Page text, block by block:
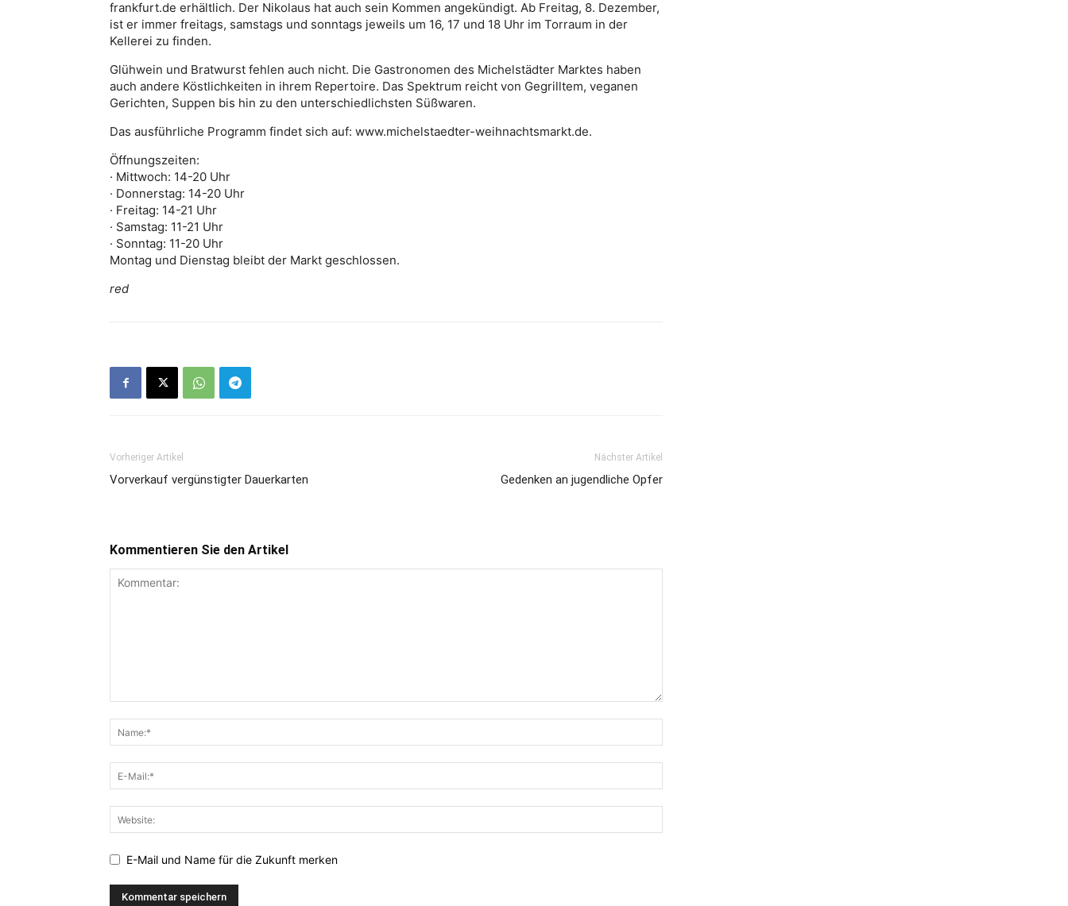
frankfurt.de erhältlich. Der Nikolaus hat auch sein Kommen angekündigt. Ab Freitag, 8. Dezember,
ist er immer freitags, samstags und sonntags jeweils um 16, 17 und 18 Uhr im Torraum in der
Kellerei zu finden.
Glühwein und Bratwurst fehlen auch nicht. Die Gastronomen des Michelstädter Marktes haben
auch andere Köstlichkeiten in ihrem Repertoire. Das Spektrum reicht von Gegrilltem, veganen
Gerichten, Suppen bis hin zu den unterschiedlichsten Süßwaren.
Das ausführliche Programm findet sich auf: www.michelstaedter-weihnachtsmarkt.de.
Öffnungszeiten:
· Mittwoch: 14-20 Uhr
· Donnerstag: 14-20 Uhr
· Freitag: 14-21 Uhr
· Samstag: 11-21 Uhr
· Sonntag: 11-20 Uhr
Montag und Dienstag bleibt der Markt geschlossen.
red
Vorheriger Artikel
Vorverkauf vergünstigter Dauerkarten
Nächster Artikel
Gedenken an jugendliche Opfer
Kommentieren Sie den Artikel
E-Mail und Name für die Zukunft merken